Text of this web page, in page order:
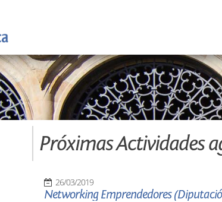
Próximas Actividades
26/03/2019
Networking Emprendedores